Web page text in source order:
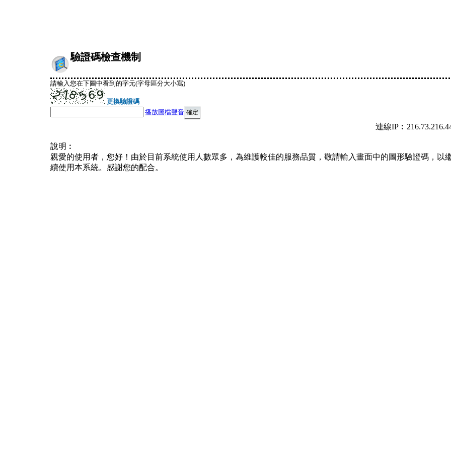
驗證碼檢查機制
請輸入您在下圖中看到的字元(字母區分大小寫)
更換驗證碼
播放圖檔聲音
連線
說明︰
親愛的使用者，您好！由於目前系統使用人數眾多，為維護較佳的服務品質，敬請輸入畫面中的圖形驗證碼，以
續使用本系統。感謝您的配合。